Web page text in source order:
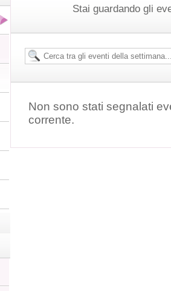
Stai guardando gli
Non sono stati segnalati
corrente.